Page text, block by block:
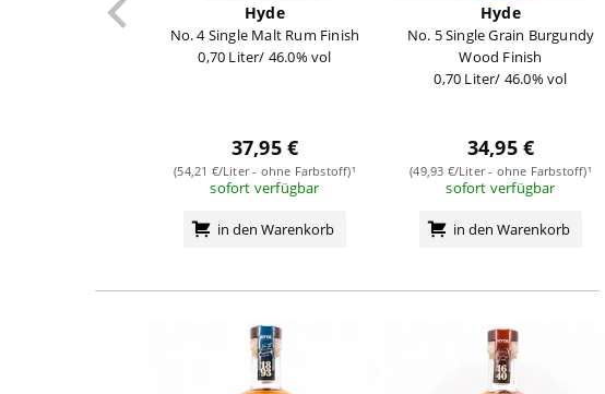
Hyde
No. 4 Single Malt Rum Finish
0,70 Liter/ 46.0% vol
37,95 €
(54,21 €/Liter - ohne Farbstoff)¹
sofort verfügbar
in den Warenkorb
Hyde
No. 5 Single Grain Burgundy
Wood Finish
0,70 Liter/ 46.0% vol
34,95 €
(49,93 €/Liter - ohne Farbstoff)¹
sofort verfügbar
in den Warenkorb